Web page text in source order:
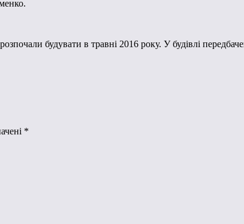
будувати в травні 2016 року. У будівлі
*